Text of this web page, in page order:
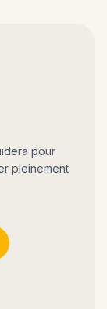
pour
pleinement